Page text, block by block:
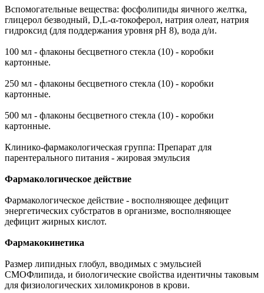
Вспомогательные вещества: фосфолипиды яичного желтка,
глицерол безводный, D,L-α-токоферол, натрия олеат, натрия
гидроксид (для поддержания уровня рН 8), вода д/и.
100 мл - флаконы бесцветного стекла (10) - коробки
картонные.
250 мл - флаконы бесцветного стекла (10) - коробки
картонные.
500 мл - флаконы бесцветного стекла (10) - коробки
картонные.
Клинико-фармакологическая группа: Препарат для
парентерального питания - жировая эмульсия
Фармакологическое действие
Фармакологическое действие - восполняющее дефицит
энергетических субстратов в организме, восполняющее
дефицит жирных кислот.
Фармакокинетика
Размер липидных глобул, вводимых с эмульсией
СМОФлипида, и биологические свойства идентичны таковым
для физиологических хиломикронов в крови.